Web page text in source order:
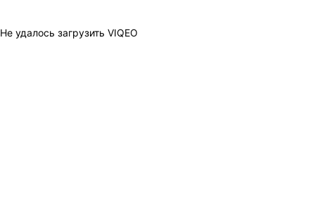
Не удалось загрузить VIQEO